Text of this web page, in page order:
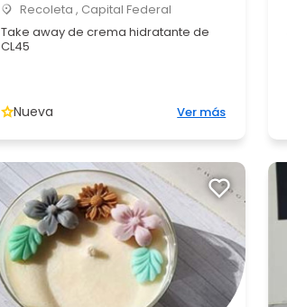
Recoleta , Capital Federal
Take away de crema hidratante de
CL45
Nueva Ver más